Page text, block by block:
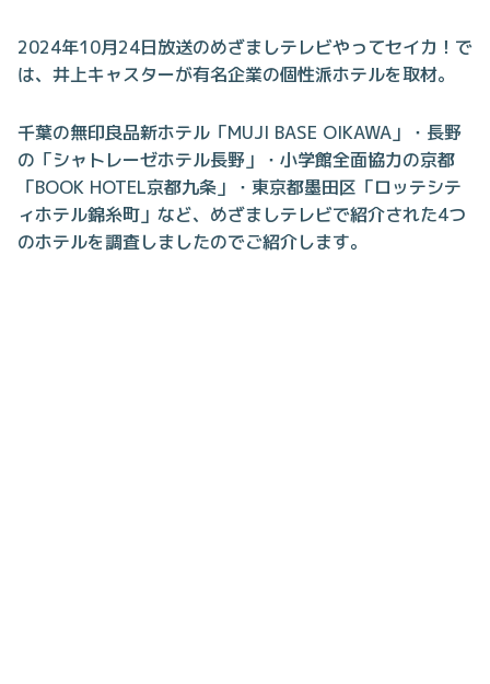
2024年10月24日放送のめざましテレビやってセイカ！で
は、井上キャスターが有名企業の個性派ホテルを取材。
千葉の無印良品新ホテル「MUJI BASE OIKAWA」・長野
の「シャトレーゼホテル長野」・小学館全面協力の京都
「BOOK HOTEL京都九条」・東京都墨田区「ロッテシテ
ィホテル錦糸町」など、めざましテレビで紹介された4つ
のホテルを調査しましたのでご紹介します。